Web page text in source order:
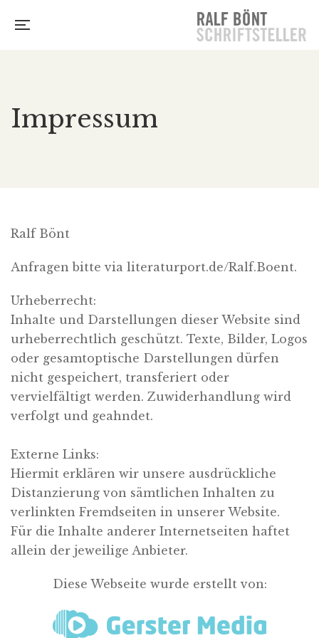
Impressum
Ralf Bönt
Anfragen bitte via literaturport.de/Ralf.Boent.
Urheberrecht:
Inhalte und Darstellungen dieser Website sind
urheberrechtlich geschützt. Texte, Bilder, Logos
oder gesamtoptische Darstellungen dürfen
nicht gespeichert, transferiert oder
vervielfältigt werden. Zuwiderhandlung wird
verfolgt und geahndet.
Externe Links:
Hiermit erklären wir unsere ausdrückliche
Distanzierung von sämtlichen Inhalten zu
verlinkten Fremdseiten in unserer Website.
Für die Inhalte anderer Internetseiten haftet
allein der jeweilige Anbieter.
Diese Webseite wurde erstellt von: